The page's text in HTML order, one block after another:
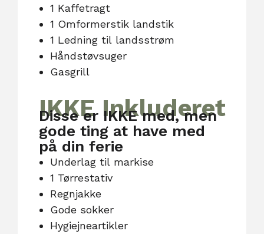
1 Kaffetragt
1 Omformerstik landstik
1 Ledning til landsstrøm
Håndstøvsuger
Gasgrill
IKKE Inkluderet
Disse er IKKE med, men
gode ting at have med
på din ferie
Underlag til markise
1 Tørrestativ
Regnjakke
Gode sokker
Hygiejneartikler